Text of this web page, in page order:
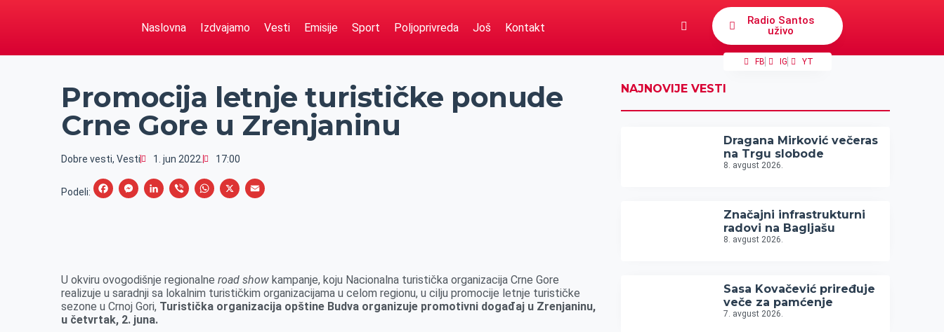
Naslovna Izdvajamo Vesti Emisije Sport Poljoprivreda Još Kontakt
Radio Santos
uživo
FB IG YT
Promocija letnje turističke ponude
Crne Gore u Zrenjaninu
Dobre vesti,Vesti 1. jun 2022. 17:00
Podeli:
F
o
o
k
M
n
g
e
L
d
I
V
W
A
p
X
U okviru ovogodišnje regionalneroad show kampanje, koju Nacionalna turistička organizacija Crne Gore
realizuje u saradnji sa lokalnim turističkim organizacijama u celom regionu, u cilju promocije letnje turističke
sezone u Crnoj Gori, Turistička organizacija opštine Budva organizuje promotivni događaj u Zrenjaninu,
u četvrtak, 2. juna.
NAJNOVIJE VESTI
Dragana Mirković večeras
na Trgu slobode
8. avgust 2026.
Značajni infrastrukturni
radovi na Bagljašu
8. avgust 2026.
Sasa Kovačević priređuje
veče za pamćenje
7. avgust 2026.